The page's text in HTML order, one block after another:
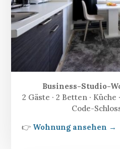
Business-Studio-
2 Gäste · 2 Betten · Küche
Code-
👉 Wohnung ansehen →